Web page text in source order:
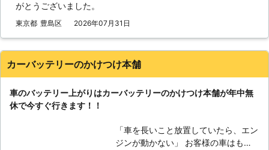
いち早くお助けしたいという気持ちが
っておりますので、バッテリー上がり
お問い合わせください。
がとうございました。
東京都 豊島区 2026年07月31日
カーバッテリーのかけつけ本舗
車のバッテリー上がりはカーバッテリーのかけつけ本舗が年中無
休で今すぐ行きます！！
「車を長いこと放置していたら、エン
ジンが動かない」 お客様の車はもし